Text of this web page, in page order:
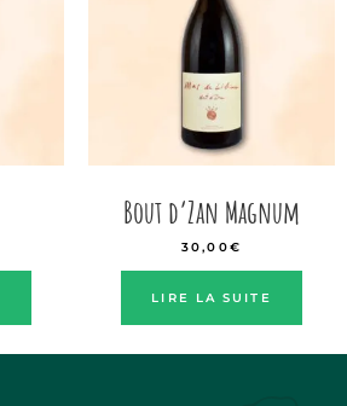
Bout d’Zan Magnum
30,00€
LIRE LA SUITE